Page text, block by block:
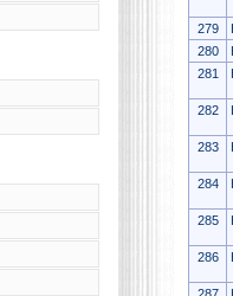
279
280
281
282
283
284
285
286